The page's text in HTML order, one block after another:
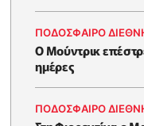
ΠΟΔΟΣΦΑΙΡΟ
Ο Μούντρικ
ημέρες
ΠΟΔΟΣΦΑΙΡΟ